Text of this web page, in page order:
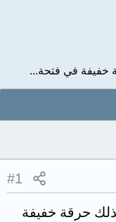
خفيفة في فتحة...
#1
حرقة خفيفة